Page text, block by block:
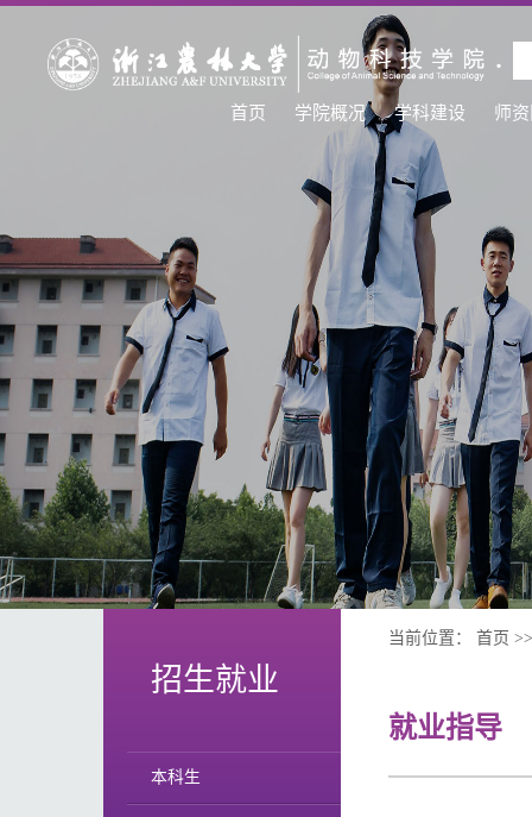
首页 学院概况 学科建设 师
招生就业
本科生
当前位置： 首页 >>
就业指导